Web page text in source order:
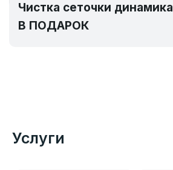
Чистка сеточки динамика
В ПОДАРОК
Услуги